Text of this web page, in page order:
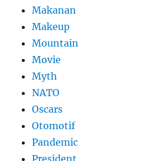
Makanan
Makeup
Mountain
Movie
Myth
NATO
Oscars
Otomotif
Pandemic
President